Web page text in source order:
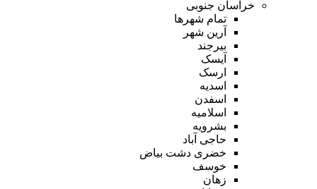
خراسان جنوبی
تمام شهر‌ها
آرین شهر
بیرجند
آیسک
ارسک
اسدیه
اسفدن
اسلامیه
بشرویه
حاجی آباد
خضری دشت بیاض
خوسف
زهان